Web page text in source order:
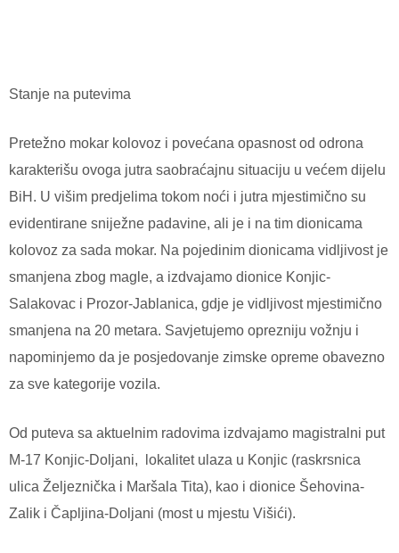
Stanje na putevima
Pretežno mokar kolovoz i povećana opasnost od odrona
karakterišu ovoga jutra saobraćajnu situaciju u većem dijelu
BiH. U višim predjelima tokom noći i jutra mjestimično su
evidentirane sniježne padavine, ali je i na tim dionicama
kolovoz za sada mokar. Na pojedinim dionicama vidljivost je
smanjena zbog magle, a izdvajamo dionice Konjic-
Salakovac i Prozor-Jablanica, gdje je vidljivost mjestimično
smanjena na 20 metara. Savjetujemo oprezniju vožnju i
napominjemo da je posjedovanje zimske opreme obavezno
za sve kategorije vozila.
Od puteva sa aktuelnim radovima izdvajamo magistralni put
M-17 Konjic-Doljani,
lokalitet ulaza u Konjic (raskrsnica
ulica Željeznička i Maršala Tita), kao i dionice Šehovina-
Zalik i Čapljina-Doljani (most u mjestu Višići).